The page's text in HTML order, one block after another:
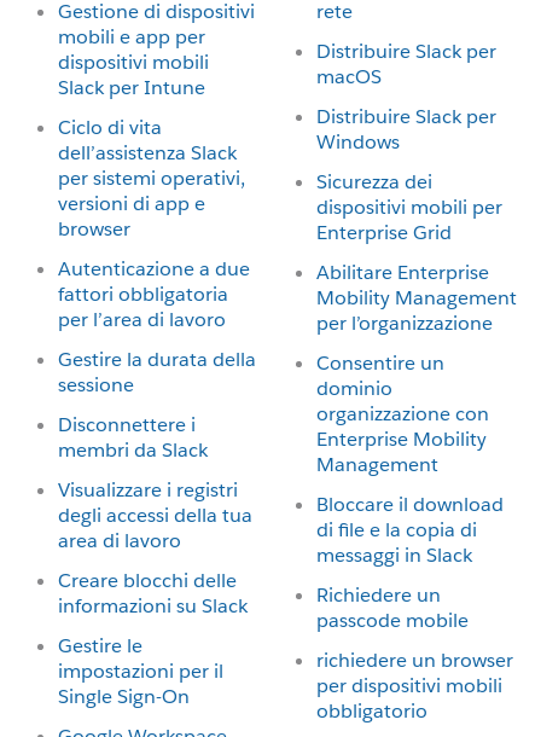
Gestione di dispositivi
mobili e app per
dispositivi mobili
Slack per Intune
Ciclo di vita
dell’assistenza Slack
per sistemi operativi,
versioni di app e
browser
Autenticazione a due
fattori obbligatoria
per l’area di lavoro
Gestire la durata della
sessione
Disconnettere i
membri da Slack
Visualizzare i registri
degli accessi della tua
area di lavoro
Creare blocchi delle
informazioni su Slack
Gestire le
impostazioni per il
Single Sign-On
rete
Distribuire Slack per
macOS
Distribuire Slack per
Windows
Sicurezza dei
dispositivi mobili per
Enterprise Grid
Abilitare Enterprise
Mobility Management
per l’organizzazione
Consentire un
dominio
organizzazione con
Enterprise Mobility
Management
Bloccare il download
di file e la copia di
messaggi in Slack
Richiedere un
passcode mobile
richiedere un browser
per dispositivi mobili
obbligatorio